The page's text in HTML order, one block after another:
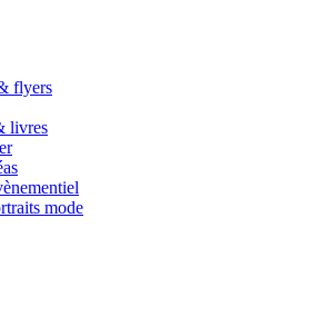
flyers
livres
mode